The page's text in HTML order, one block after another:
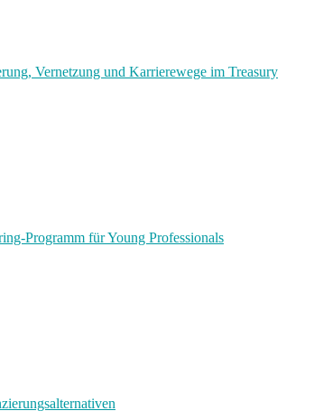
Vernetzung und Karrierewege im Treasury
Programm für Young Professionals